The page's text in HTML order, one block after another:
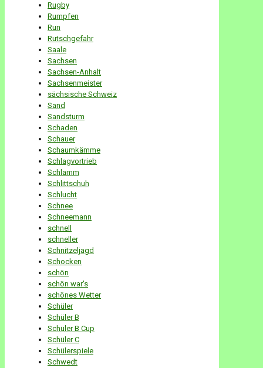
Rugby
Rumpfen
Run
Rutschgefahr
Saale
Sachsen
Sachsen-Anhalt
Sachsenmeister
sächsische Schweiz
Sand
Sandsturm
Schaden
Schauer
Schaumkämme
Schlagvortrieb
Schlamm
Schlittschuh
Schlucht
Schnee
Schneemann
schnell
schneller
Schnitzeljagd
Schocken
schön
schön war's
schönes Wetter
Schüler
Schüler B
Schüler B Cup
Schüler C
Schülerspiele
Schwedt